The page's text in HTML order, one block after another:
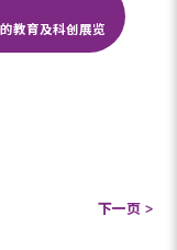
教育及科创展览
下一页 >